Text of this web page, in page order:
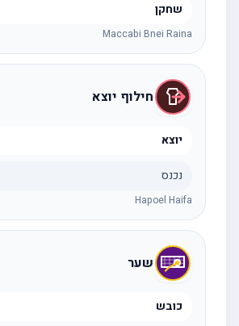
שחקן
Maccabi Bnei Raina
חילוף יוצא
יוצא
נכנס
Hapoel Haifa
שער
כובש